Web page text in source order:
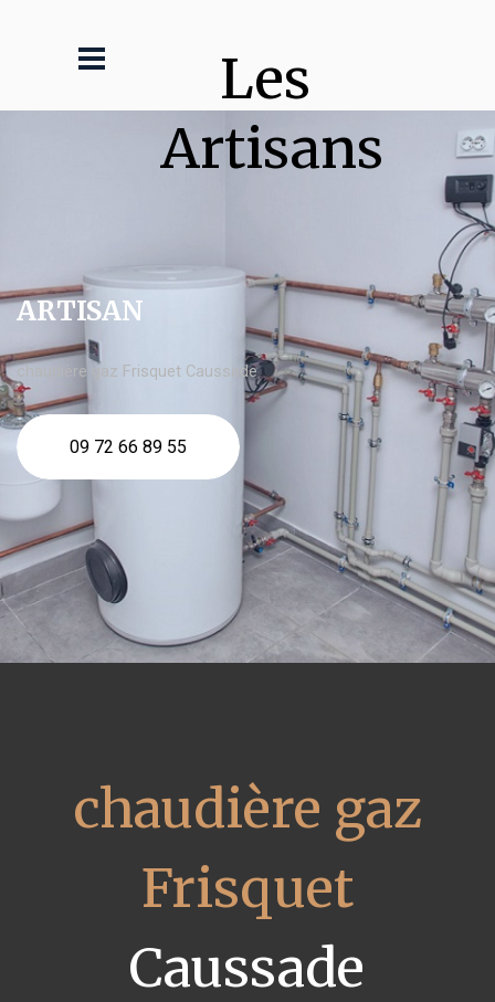
Les
Artisans
ARTISAN
chaudière gaz Frisquet Caussade
09 72 66 89 55
chaudière gaz
Frisquet
Caussade